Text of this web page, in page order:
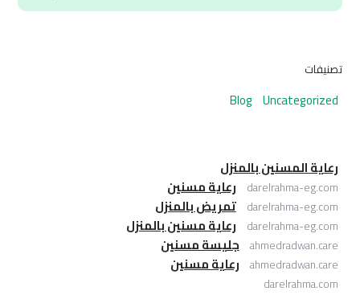
تصنيفات
Blog Uncategorized
رعاية المسنين بالمنزل
darelrahma-eg.com رعاية مسنين
darelrahma-eg.com تمريض بالمنزل
darelrahma-eg.com رعاية مسنين بالمنزل
ahmedradwan.care جليسة مسنين
ahmedradwan.care رعاية مسنين
darelrahma.com